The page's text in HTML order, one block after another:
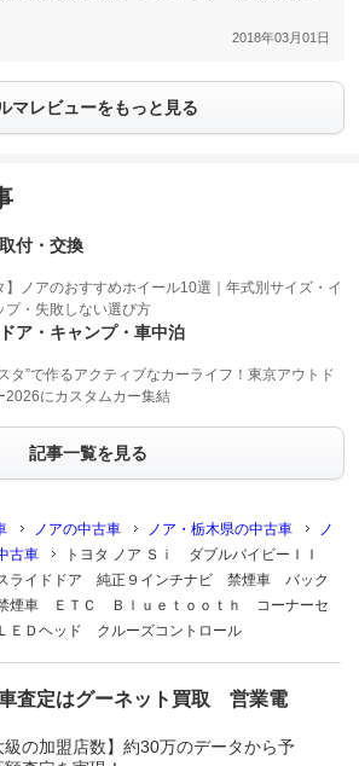
2018年03月01日
マレビューをもっと見る
付・交換
】ノアのおすすめホイール10選｜年式別サイズ・イ
プ・失敗しない選び方
ア・キャンプ・車中泊
タ”で作るアクティブなカーライフ！東京アウトド
2026にカスタムカー集結
記事一覧を見る
ノアの中古車 ノア・栃木県の中古車
ノ
古車
トヨタ ノア Ｓｉ ダブルバイビーＩＩ
ライドドア 純正９インチナビ 禁煙車 バック
煙車 ＥＴＣ Ｂｌｕｅｔｏｏｔｈ コーナーセ
Ｄヘッド クルーズコントロール
査定はグーネット買取 営業電
級の加盟店数】約30万のデータから予